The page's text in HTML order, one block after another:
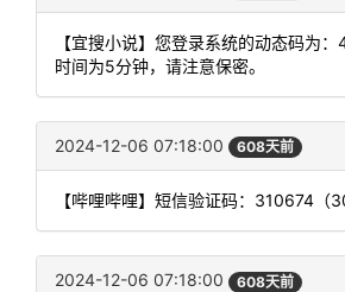
【宜搜小说】您登录系统的动态码为
时间为5分钟，请注意保密。
2024-12-06 07:18:00 608天前
【哔哩哔哩】短信验证码：310674（
2024-12-06 07:18:00 608天前